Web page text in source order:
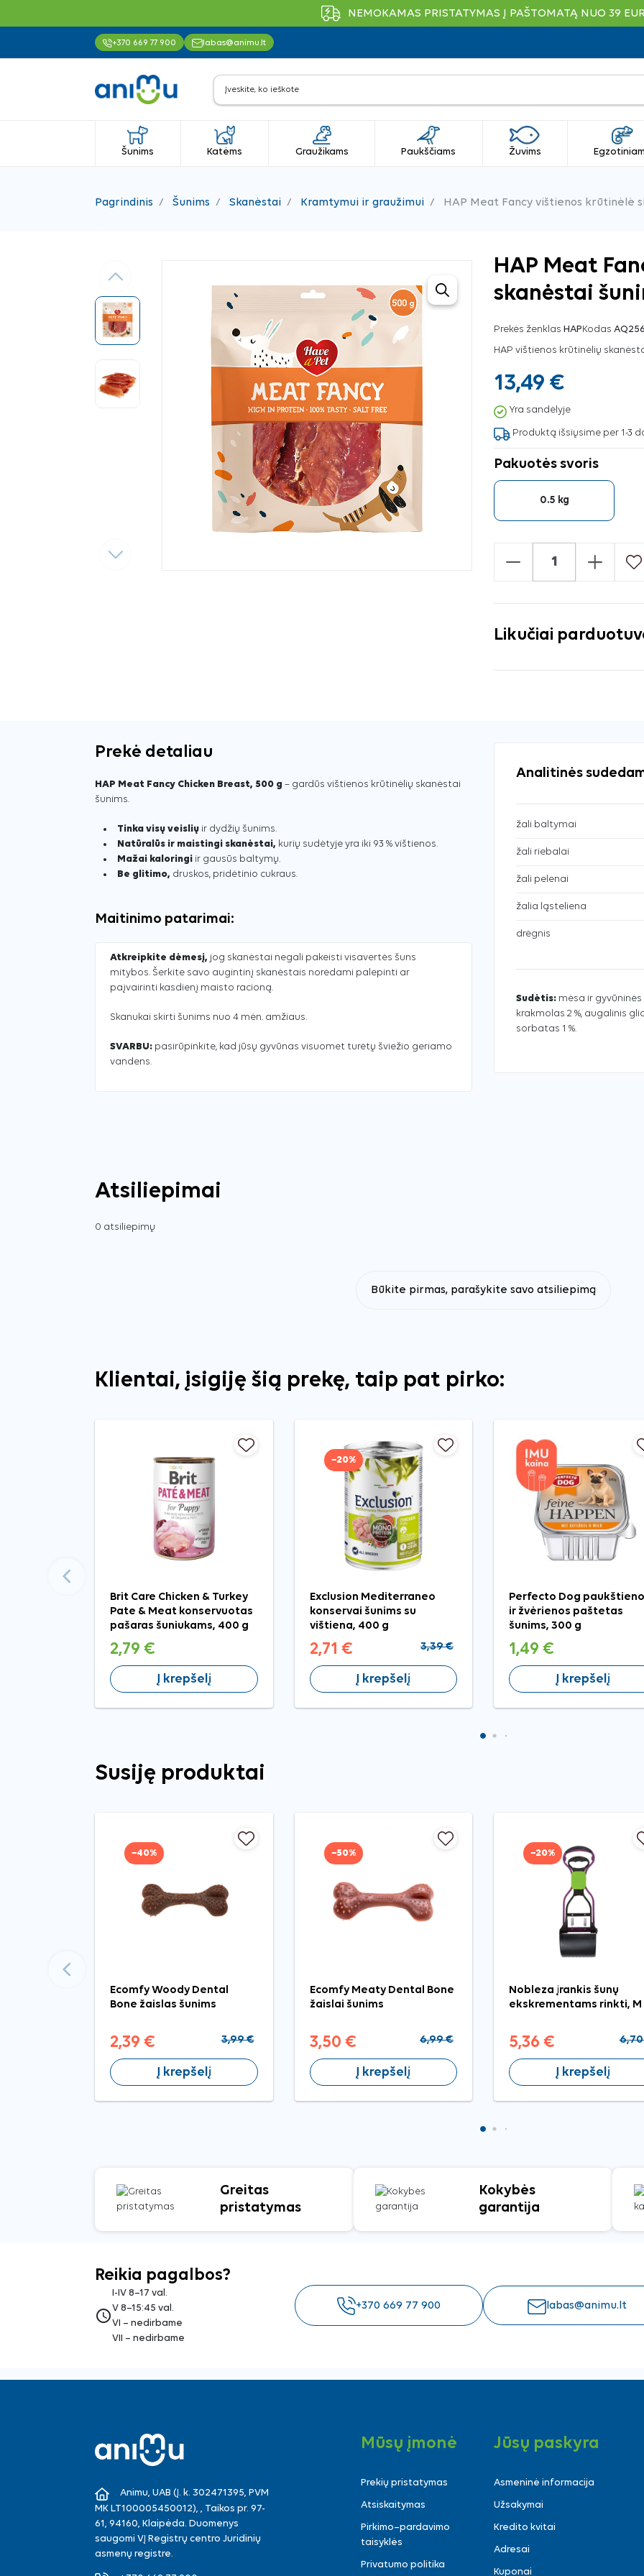
NEMOKAMAS PRISTATYMAS Į PAŠTOMATĄ NUO 39 EUR
+370 669 77 900 labas@animu.lt
Šunims Katėms Graužikams Paukščiams Žuvims
Pagrindinis Šunims Skanėstai Kramtymui ir graužimui HAP Meat Fancy vištienos krūtinėlė
Ankstesnis
Tęsti
HAP Meat
skanėstai
Prekės ženklas HAPKodas
HAP vištienos krūtinėlių
13,49 €
Yra sandėlyje
Produktą išsiųsime per 1-3
Pakuotės svoris
0.5 kg
- +
Likučiai
Prekė detaliau
HAP Meat Fancy Chicken Breast, 500 g – gardūs vištienos krūtinėlių skanėstai
šunims.
Tinka visų veislių ir dydžių šunims.
Natūralūs ir maistingi skanėstai, kurių sudėtyje yra iki 93 % vištienos.
Mažai kaloringi ir gausūs baltymų.
Be glitimo, druskos, pridėtinio cukraus.
Maitinimo patarimai:
Atkreipkite dėmesį, jog skanėstai negali pakeisti visavertės šuns
mitybos. Šerkite savo augintinį skanėstais norėdami palepinti ar
paįvairinti kasdienį maisto racioną.
Skanukai skirti šunims nuo 4 mėn. amžiaus.
SVARBU: pasirūpinkite, kad jūsų gyvūnas visuomet turėtų šviežio geriamo
vandens.
Analitinės
žali baltymai
žali riebalai
žali pelenai
žalia ląsteliena
drėgnis
Sudėtis: mėsa ir
krakmolas 2 %, augalinis
sorbatas 1 %.
Atsiliepimai
0 atsiliepimų
Būkite pirmas, parašykite savo atsiliepimą
Klientai, įsigiję šią prekę, taip pat pirko:
Brit Care Chicken & Turkey
Pate & Meat konservuotas
pašaras šuniukams, 400 g
2,79 €
Į krepšelį
−20%
Exclusion Mediterraneo
konservai šunims su
vištiena, 400 g
2,71 € 3,39 €
Į krepšelį
Perfecto Dog
ir žvėrienos paštetas
šunims, 300 g
1,49 €
Į krepšelį
Ankstesnis
Susiję produktai
−40%
Ecomfy Woody Dental
Bone žaislas šunims
2,39 € 3,99 €
Į krepšelį
−50%
Ecomfy Meaty Dental Bone
žaislai šunims
3,50 € 6,99 €
Į krepšelį
−20%
Nobleza įrankis šunų
ekskrementams rinkti, M
5,36 €
Į krepšelį
Greitas
pristatymas
Kokybės
garantija
Reikia pagalbos?
access_time
I-IV 8–17 val.
V 8–15:45 val.
VI – nedirbame
VII – nedirbame
+370 669 77 900 labas@animu.lt
Animu, UAB (Į. k. 302471395, PVM
MK LT100005450012), , Taikos pr. 97-
61, 94160, Klaipėda. Duomenys
saugomi VĮ Registrų centro Juridinių
asmenų registre.
Mūsų įmonė
Prekių pristatymas
Atsiskaitymas
Pirkimo–pardavimo
taisyklės
Privatumo politika
Jūsų paskyra
Asmeninė informacija
Užsakymai
Kredito kvitai
Adresai
Kuponai